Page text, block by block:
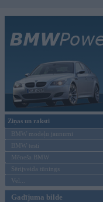
Ziņas un raksti
BMW modeļu jaunumi
BMW testi
Mēneša BMW
Sērijveida tūnings
Vel...
Gadījuma bilde